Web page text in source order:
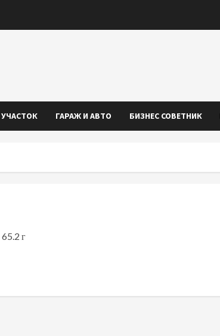
ГАРАЖ И АВТО БИЗНЕС СОВЕТНИК
г